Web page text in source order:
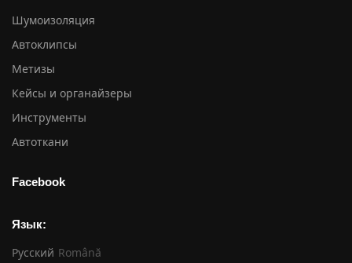
Шумоизоляция
Автоклипсы
Метизы
Кейсы и органайзеры
Инструменты
Автоткани
Facebook
Язык:
Русский Română